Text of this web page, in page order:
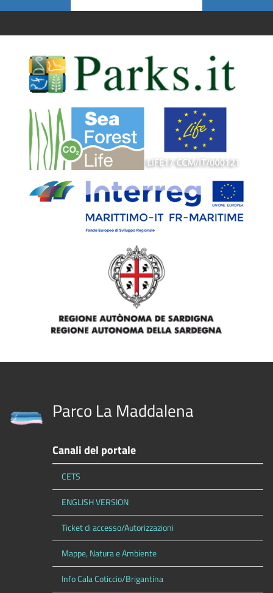
Parco La Maddalena
Canali del portale
CETS
ENGLISH VERSION
Ticket di accesso/Autorizzazioni
Mappe, Natura e Ambiente
Info Cala Coticcio/Brigantina